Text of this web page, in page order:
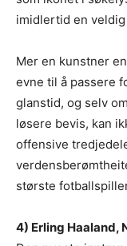
imidlertid en
Mer en kunstner
evne til å passere
glanstid, og selv
løsere bevis, kan
offensive
største
4) Erling Haaland,